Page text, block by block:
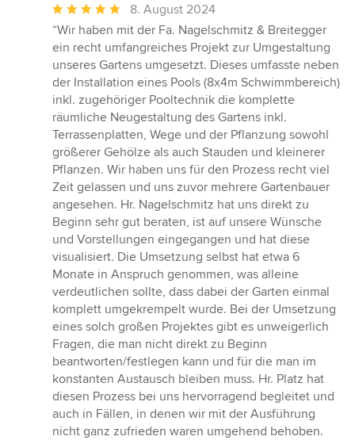
Durchschnittliche
Bewertung:
5
von
5
Sternen
8. August 2024
“Wir haben mit der Fa. Nagelschmitz & Breitegger
ein recht umfangreiches Projekt zur Umgestaltung
unseres Gartens umgesetzt. Dieses umfasste neben
der Installation eines Pools (8x4m Schwimmbereich)
inkl. zugehöriger Pooltechnik die komplette
räumliche Neugestaltung des Gartens inkl.
Terrassenplatten, Wege und der Pflanzung sowohl
größerer Gehölze als auch Stauden und kleinerer
Pflanzen. Wir haben uns für den Prozess recht viel
Zeit gelassen und uns zuvor mehrere Gartenbauer
angesehen. Hr. Nagelschmitz hat uns direkt zu
Beginn sehr gut beraten, ist auf unsere Wünsche
und Vorstellungen eingegangen und hat diese
visualisiert. Die Umsetzung selbst hat etwa 6
Monate in Anspruch genommen, was alleine
verdeutlichen sollte, dass dabei der Garten einmal
komplett umgekrempelt wurde. Bei der Umsetzung
eines solch großen Projektes gibt es unweigerlich
Fragen, die man nicht direkt zu Beginn
beantworten/festlegen kann und für die man im
konstanten Austausch bleiben muss. Hr. Platz hat
diesen Prozess bei uns hervorragend begleitet und
auch in Fällen, in denen wir mit der Ausführung
nicht ganz zufrieden waren umgehend behoben.